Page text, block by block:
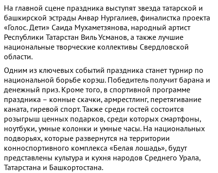
На главной сцене праздника выступят звезда татарской и
башкирской эстрады Анвар Нургалиев, финалистка проекта
«Голос. Дети» Саида Мухаметзянова, народный артист
Республики Татарстан Виль Усманов, а также лучшие
национальные творческие коллективы Свердловской
области.
Одним из ключевых событий праздника станет турнир по
национальной борьбе корэш. Победитель получит барана и
денежный приз. Кроме того, в спортивной программе
праздника – конные скачки, армрестлинг, перетягивание
каната, гиревой спорт. Также среди гостей состоится
розыгрыш ценных подарков, среди которых смартфоны,
ноутбуки, умные колонки и умные часы. На национальных
подворьях, которые развернутся на территории
конноспортивного комплекса «Белая лошадь», будут
представлены культура и кухня народов Среднего Урала,
Татарстана и Башкортостана.